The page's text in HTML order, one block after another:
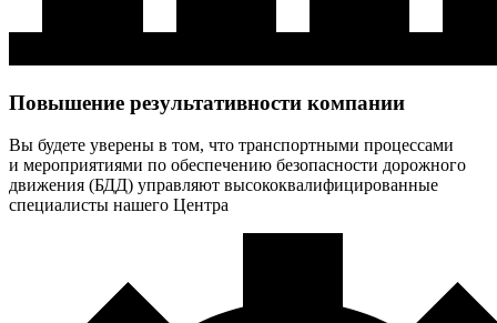
Повышение результативности компании
Вы будете уверены в том, что транспортными процессами
и мероприятиями по обеспечению безопасности дорожного
движения (БДД) управляют высококвалифицированные
специалисты нашего Центра